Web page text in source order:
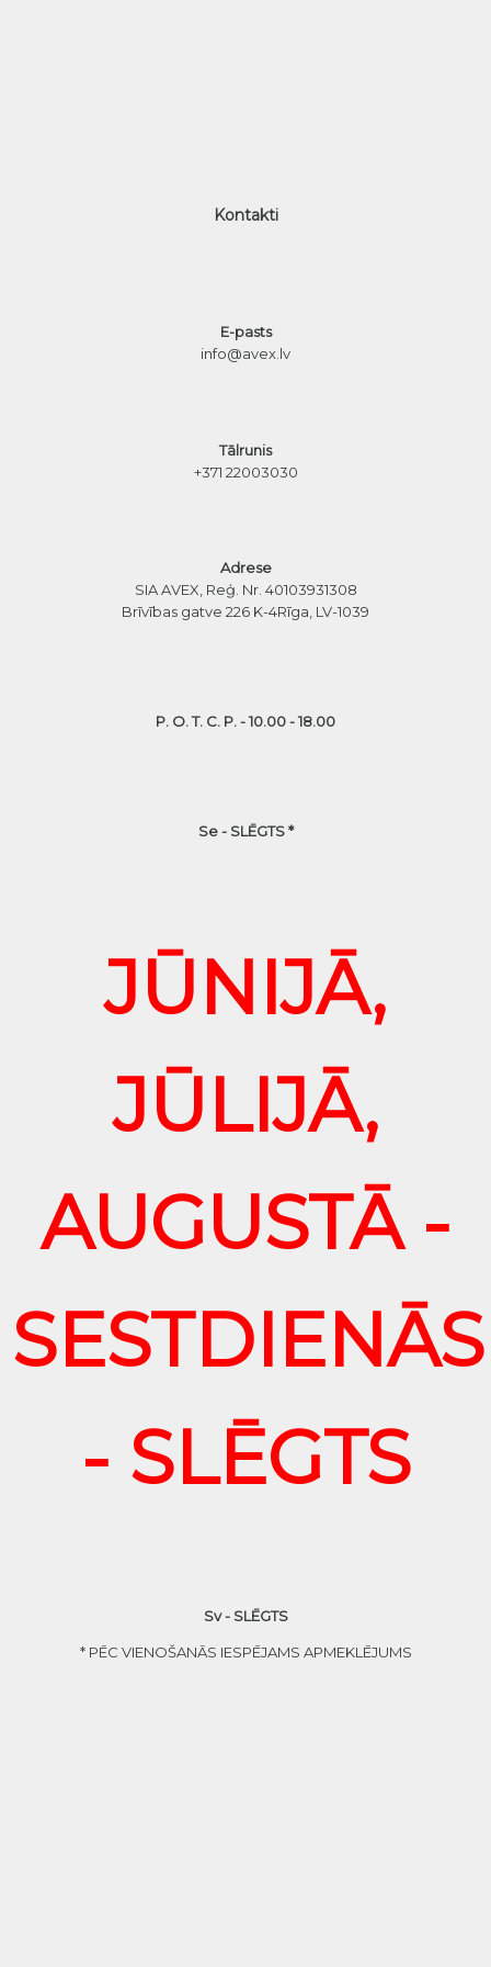
Kontakti
E-pasts
info@avex.lv
Tālrunis
+371 22003030
Adrese
SIA AVEX, Reģ. Nr. 40103931308
Brīvības gatve 226 K-4Rīga, LV-1039
P. O. T. C. P. - 10.00 - 18.00
Se - SLĒGTS *
JŪNIJĀ,
JŪLIJĀ,
AUGUSTĀ -
SESTDIENĀS
- SLĒGTS
Sv - SLĒGTS
* PĒC VIENOŠANĀS IESPĒJAMS APMEKLĒJUMS